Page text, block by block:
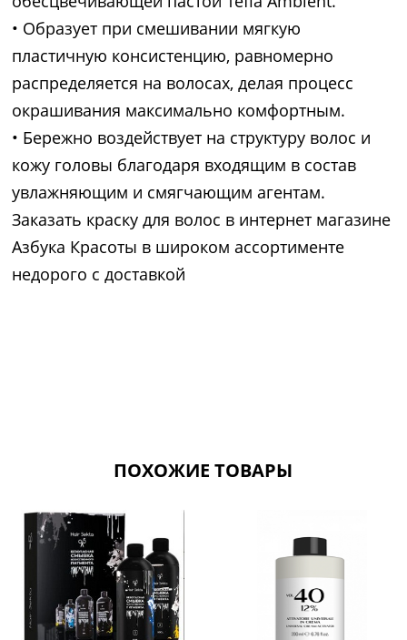
• Образует при смешивании мягкую
пластичную консистенцию, равномерно
распределяется на волосах, делая процесс
окрашивания максимально комфортным.
• Бережно воздействует на структуру волос и
кожу головы благодаря входящим в состав
увлажняющим и смягчающим агентам.
Заказать краску для волос в интернет магазине
Азбука Красоты в широком ассортименте
недорого с доставкой
ПОХОЖИЕ ТОВАРЫ